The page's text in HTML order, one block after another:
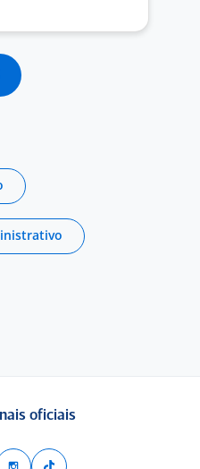
oficiais